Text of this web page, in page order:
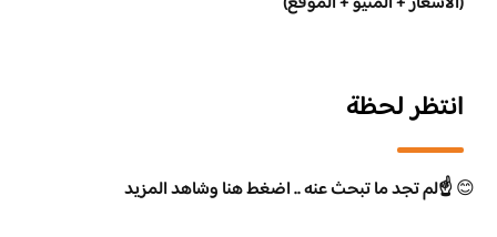
انتظر لحظة
😊☝️لم تجد ما تبحث عنه .. اضغط هنا وشاهد المزيد